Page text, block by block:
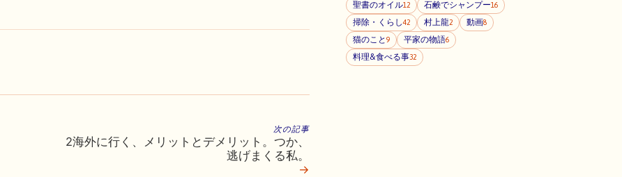
次の記事
2海外に行く、メリットとデメリット。つか、
逃げまくる私。
→
聖書のオイル12 石鹸でシャンプー16
掃除・くらし42 村上龍2 動画8
猫のこと9 平家の物語6
料理&食べる事32